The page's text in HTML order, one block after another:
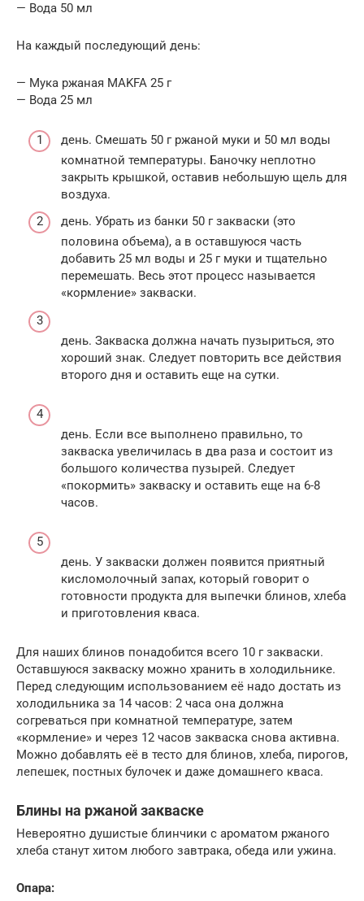
— Вода 50 мл
На каждый последующий день:
— Мука ржаная MAKFA 25 г
— Вода 25 мл
день. Смешать 50 г ржаной муки и 50 мл воды
комнатной температуры. Баночку неплотно
закрыть крышкой, оставив небольшую щель для
воздуха.
день. Убрать из банки 50 г закваски (это
половина объема), а в оставшуюся часть
добавить 25 мл воды и 25 г муки и тщательно
перемешать. Весь этот процесс называется
«кормление» закваски.
день. Закваска должна начать пузыриться, это
хороший знак. Следует повторить все действия
второго дня и оставить еще на сутки.
день. Если все выполнено правильно, то
закваска увеличилась в два раза и состоит из
большого количества пузырей. Следует
«покормить» закваску и оставить еще на 6-8
часов.
день. У закваски должен появится приятный
кисломолочный запах, который говорит о
готовности продукта для выпечки блинов, хлеба
и приготовления кваса.
Для наших блинов понадобится всего 10 г закваски.
Оставшуюся закваску можно хранить в холодильнике.
Перед следующим использованием её надо достать из
холодильника за 14 часов: 2 часа она должна
согреваться при комнатной температуре, затем
«кормление» и через 12 часов закваска снова активна.
Можно добавлять её в тесто для блинов, хлеба, пирогов,
лепешек, постных булочек и даже домашнего кваса.
Блины на ржаной закваске
Невероятно душистые блинчики с ароматом ржаного
хлеба станут хитом любого завтрака, обеда или ужина.
Опара: